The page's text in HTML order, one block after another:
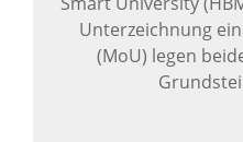
Unterzeichnung
(MoU) legen